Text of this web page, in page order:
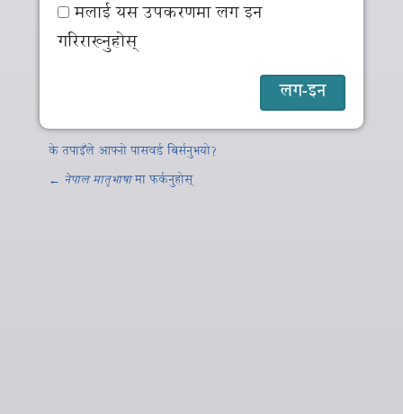
मलाई यस उपकरणमा लग इन
गरिराख्नुहोस्
के तपाइँले आफ्नो पासवर्ड बिर्सनुभयो?
← नेपाल मातृभाषामा फर्कनुहोस्